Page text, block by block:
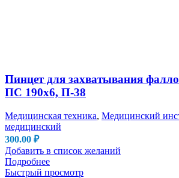
Пинцет для захватывания
ПС 190х6, П-38
Медицинская техника, Медицинский
медицинский
300.00 ₽
Добавить в список желаний
Подробнее
Быстрый просмотр